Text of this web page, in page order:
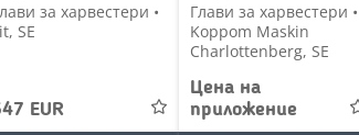
за харвестери •
SE
EUR
Глави за харвестери •
Koppom Maskin
Charlottenberg, SE
Цена на
приложение